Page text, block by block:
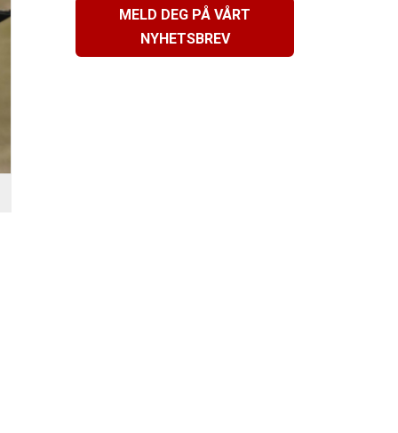
MELD DEG PÅ VÅRT
NYHETSBREV